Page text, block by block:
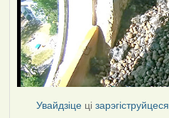
Увайдзіце цізарэгіструйцеся